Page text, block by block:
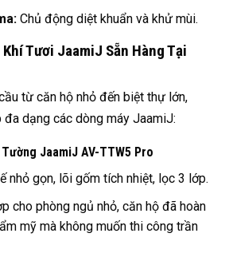
Chủ động diệt khuẩn và khử mùi.
Tươi JaamiJ Sẵn Hàng Tại
từ căn hộ nhỏ đến biệt thự lớn,
đa dạng các dòng máy JaamiJ:
JaamiJ AV-TTW5 Pro
nhỏ gọn, lõi gốm tích nhiệt, lọc 3 lớp.
cho phòng ngủ nhỏ, căn hộ đã hoàn
mỹ mà không muốn thi công trần